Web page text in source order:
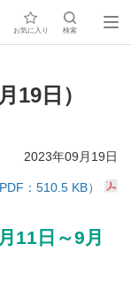
お気に入り 検索
19日）
2023年09月19日
：510.5 KB）
11日～9月